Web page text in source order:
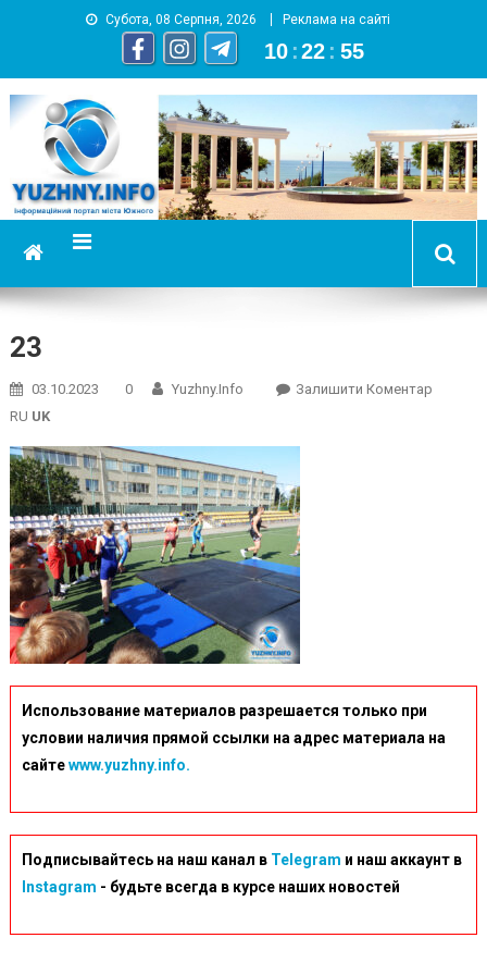
Субота, 08 Серпня, 2026 Реклама на сайті
10 :22 : 55
YUZHNY.INFO
информационный портал города Южный
23
03.10.2023 0 Yuzhny.info Залишити КоментарOn
RU UK
Использование материалов разрешается только при
условии наличия прямой ссылки на адрес материала на
сайтеwww.yuzhny.info.
Подписывайтесь на наш канал в Telegram и наш аккаунт в
Instagram - будьте всегда в курсе наших новостей